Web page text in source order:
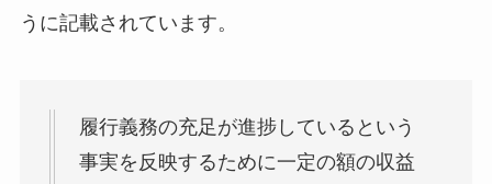
うに記載されています。
履行義務の充足が進捗しているという
事実を反映するために一定の額の収益